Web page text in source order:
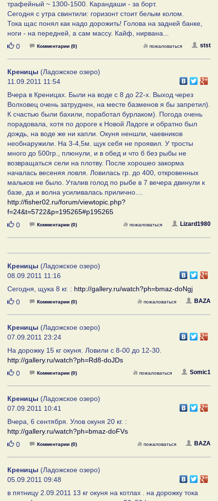
трафейный ~ 1300-1500. Карандаши - за борт.
Сегодня с утра свинтили: горизонт стоит белым колом.
Тока щас понял как надо дорожить! Голова на задней банке,
ноги - на передней, а сам массу. Кайф, нирвана...
Нравится
0 Комментарии (0) stst
пожаловаться
Креницы (Ладожское озеро)
11.09.2011 11:54
Вчера в Креницах. Были на воде с 8 до 22-х. Выход через
Волховец очень затруднен, на месте базменов я бы запретил).
К счастью были бахили, поработал бурлаком). Погода очень
порадовала, хотя по дороге к Новой Ладоге и обратно был
дождь, на воде же ни капли. Окуня неншли, чаевников
необнаружили. На 3-4,5м. щук себя не проявил. У тросты
много до 500гр., плюнули, и в обед и что б без рыбы не
возвращаться сели на плотву. После хорошео закорма
началась весеняя ловля. Ловилась гр. до 400, откровенных
мальков не было. Уталив голод по рыбе в 7 вечера двинули к
базе, да и волна усиливалась прилично....
http://fisher02.ru/forum/viewtopic.php?
f=24&t=5722&p=195265#p195265
Нравится
0 Комментарии (0) Lizard1980
пожаловаться
Креницы (Ладожское озеро)
08.09.2011 11:16
Сегодня, щука 8 кг. : http://gallery.ru/watch?ph=bmaz-doNgj
Нравится
0 Комментарии (0) BAZA
пожаловаться
Креницы (Ладожское озеро)
07.09.2011 23:24
На дорожку 15 кг окуня. Ловили с 8-00 до 12-30.
http://gallery.ru/watch?ph=Rd8-doJDs
Нравится
0 Комментарии (0) Somic1
пожаловаться
Креницы (Ладожское озеро)
07.09.2011 10:41
Вчера, 6 сентября. Улов окуня 20 кг. :
http://gallery.ru/watch?ph=bmaz-doFVs
Нравится
0 Комментарии (0) BAZA
пожаловаться
Креницы (Ладожское озеро)
05.09.2011 09:48
в пятницу 2.09.2011 13 кг окуня на котлах . на дорожку тока